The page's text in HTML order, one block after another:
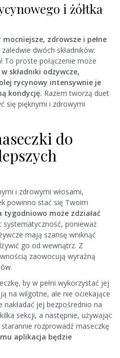
i żółtka
mocniejsze, zdrowsze i pełne
dwóch składników:
To proste połączenie może
składniki odżywcze,
rycynowy intensywnie je
kondycję. Razem tworzą duet
się pięknymi i zdrowymi
do
i zdrowymi włosami,
powinno stać się Twoim
tygodniowo może zdziałać
systematyczność, ponieważ
mają szansę wniknąć
go od wewnątrz. Z
zaowocują wyraźną
by w pełni wykorzystać jej
na wilgotne, ale nie ociekające
jej bezpośrednio na
sekcji, a następnie, używając
rozprowadź maseczkę
aplikacja będzie